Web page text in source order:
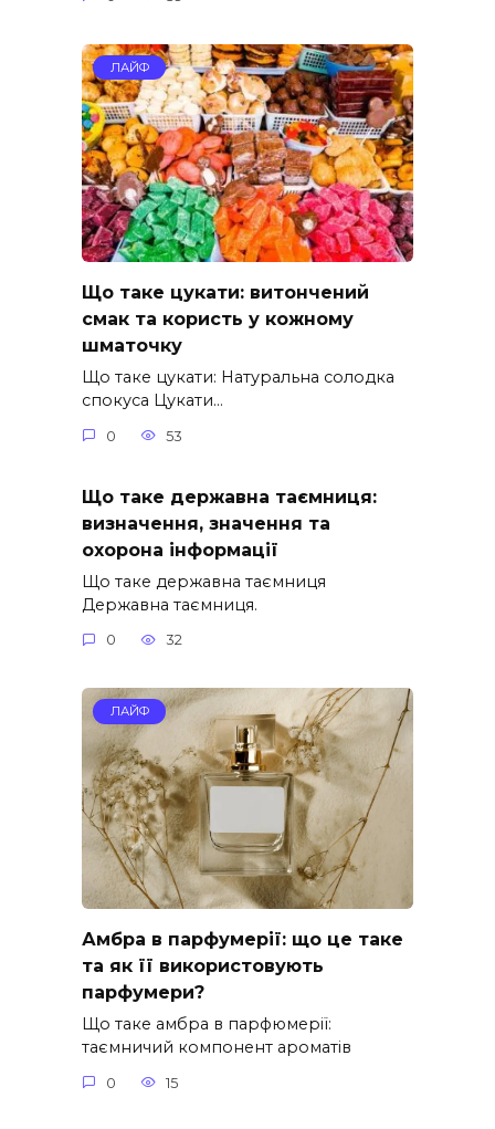
ЛАЙФ
Що таке цукати: витончений
смак та користь у кожному
шматочку
Що таке цукати: Натуральна солодка
спокуса Цукати…
0 53
Що таке державна таємниця:
визначення, значення та
охорона інформації
Що таке державна таємниця
Державна таємниця.
0 32
ЛАЙФ
Амбра в парфумерії: що це таке
та як її використовують
парфумери?
Що таке амбра в парфюмерії:
таємничий компонент ароматів
0 15